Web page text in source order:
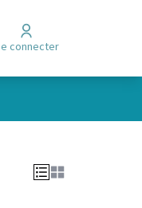
Se connecter